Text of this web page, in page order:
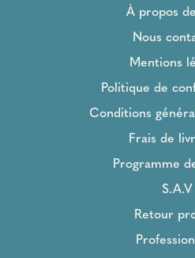
À propos
Nous
Mentions
Politique de
Conditions
Frais de
Programme
S.A.V
Retour